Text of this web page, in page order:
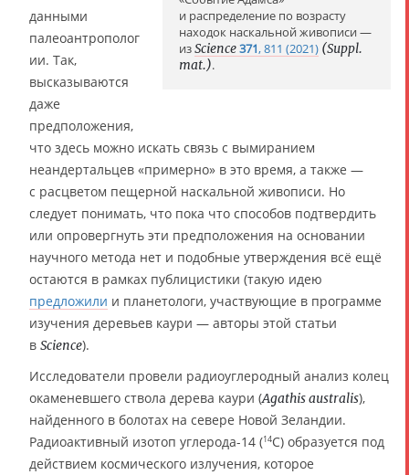
и распределение по возрасту
находок наскальной живописи —
изScience371, 811 (2021) (Suppl.
mat.).
данными
палеоантрополог
ии. Так,
высказываются
даже
предположения,
что здесь можно искать связь с вымиранием
неандертальцев «примерно» в это время, а также —
с расцветом пещерной наскальной живописи. Но
следует понимать, что пока что способов подтвердить
или опровергнуть эти предположения на основании
научного метода нет и подобные утверждения всё ещё
остаются в рамках публицистики (такую идею
предложили и планетологи, участвующие в программе
изучения деревьев каури — авторы этой статьи
в Science).
Исследователи провели радиоуглеродный анализ колец
окаменевшего ствола дерева каури (Agathis australis),
найденного в болотах на севере Новой Зеландии.
Радиоактивный изотоп углерода-14 (14C) образуется под
действием космического излучения, которое